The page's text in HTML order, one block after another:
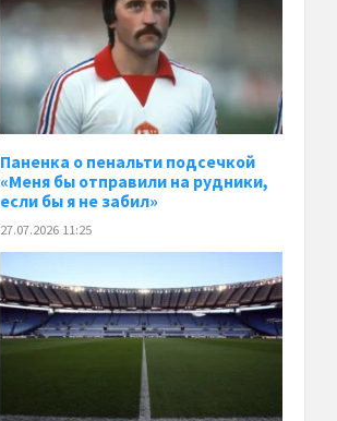
Паненка o пенальти подсечкой
«Меня бы отправили на рудники,
если бы я не забил»
27.07.2026 11:25